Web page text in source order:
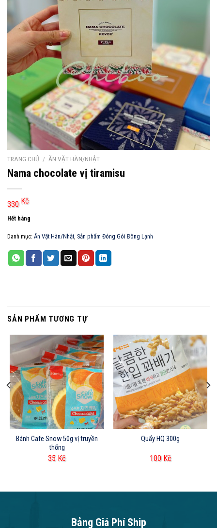
TRANG CHỦ / ĂN VẶT HÀN/NHẬT
Nama chocolate vị tiramisu
330 Kč
Hết hàng
Danh mục: Ăn Vặt Hàn/Nhật, Sản phẩm Đóng Gói Đông Lạnh
SẢN PHẨM TƯƠNG TỰ
Bánh Cafe Snow 50g vị truyền
thống
35 Kč
Quẩy HQ 300g
100 Kč
Bảng Giá Phí Ship